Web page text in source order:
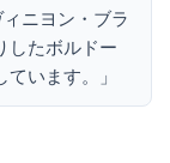
ニヨン・ブラ
したボルドー
います。」